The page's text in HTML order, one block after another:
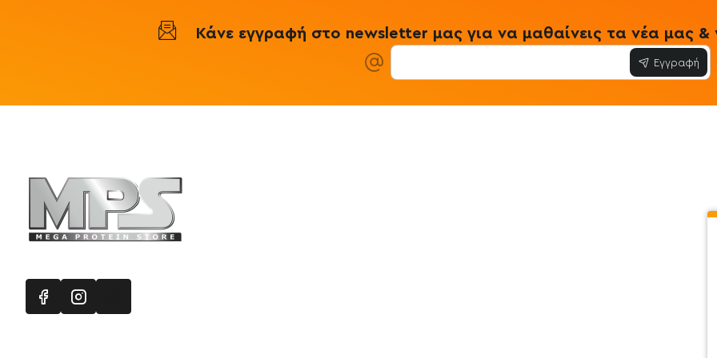
Κάνε εγγραφή στο newsletter μας για να μαθαίνεις τα νέα μας
Εγγραφή
Τρόποι
Προσωπικά
Πολιτική